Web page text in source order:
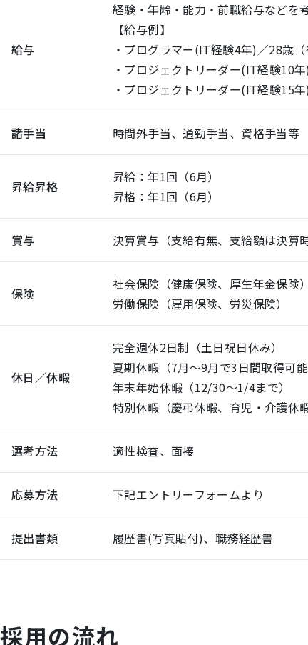
給与
経験・年齢・能力・前職給与などを
【給与例】
・プログラマー(IT経験4年)／28歳
・プロジェクトリーダー(IT経験10
・プロジェクトリーダー(IT経験15
諸手当 時間外手当、通勤手当、資格手当等
昇給昇格
昇給：年1回（6月）
昇格：年1回（6月）
賞与 決算賞与（支給有無、支給額は決算
保険
社会保険（健康保険、厚生年金保険）
労働保険（雇用保険、労災保険）
休日／休暇
完全週休2日制（土日祝日休み）
夏期休暇（7月～9月で3日間取得可能
年末年始休暇（12/30～1/4まで）
特別休暇（慶弔休暇、育児・介護休暇
選考方法 適性検査、面接
応募方法 下記エントリーフォームより
提出書類 履歴書(写真貼付)、職務経歴書
採用の流れ